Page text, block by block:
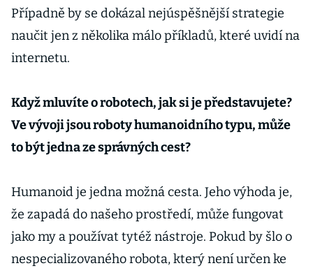
Případně by se dokázal nejúspěšnější strategie
naučit jen z několika málo příkladů, které uvidí na
internetu.
Když mluvíte o robotech, jak si je představujete?
Ve vývoji jsou roboty humanoidního typu, může
to být jedna ze správných cest?
Humanoid je jedna možná cesta. Jeho výhoda je,
že zapadá do našeho prostředí, může fungovat
jako my a používat tytéž nástroje. Pokud by šlo o
nespecializovaného robota, který není určen ke